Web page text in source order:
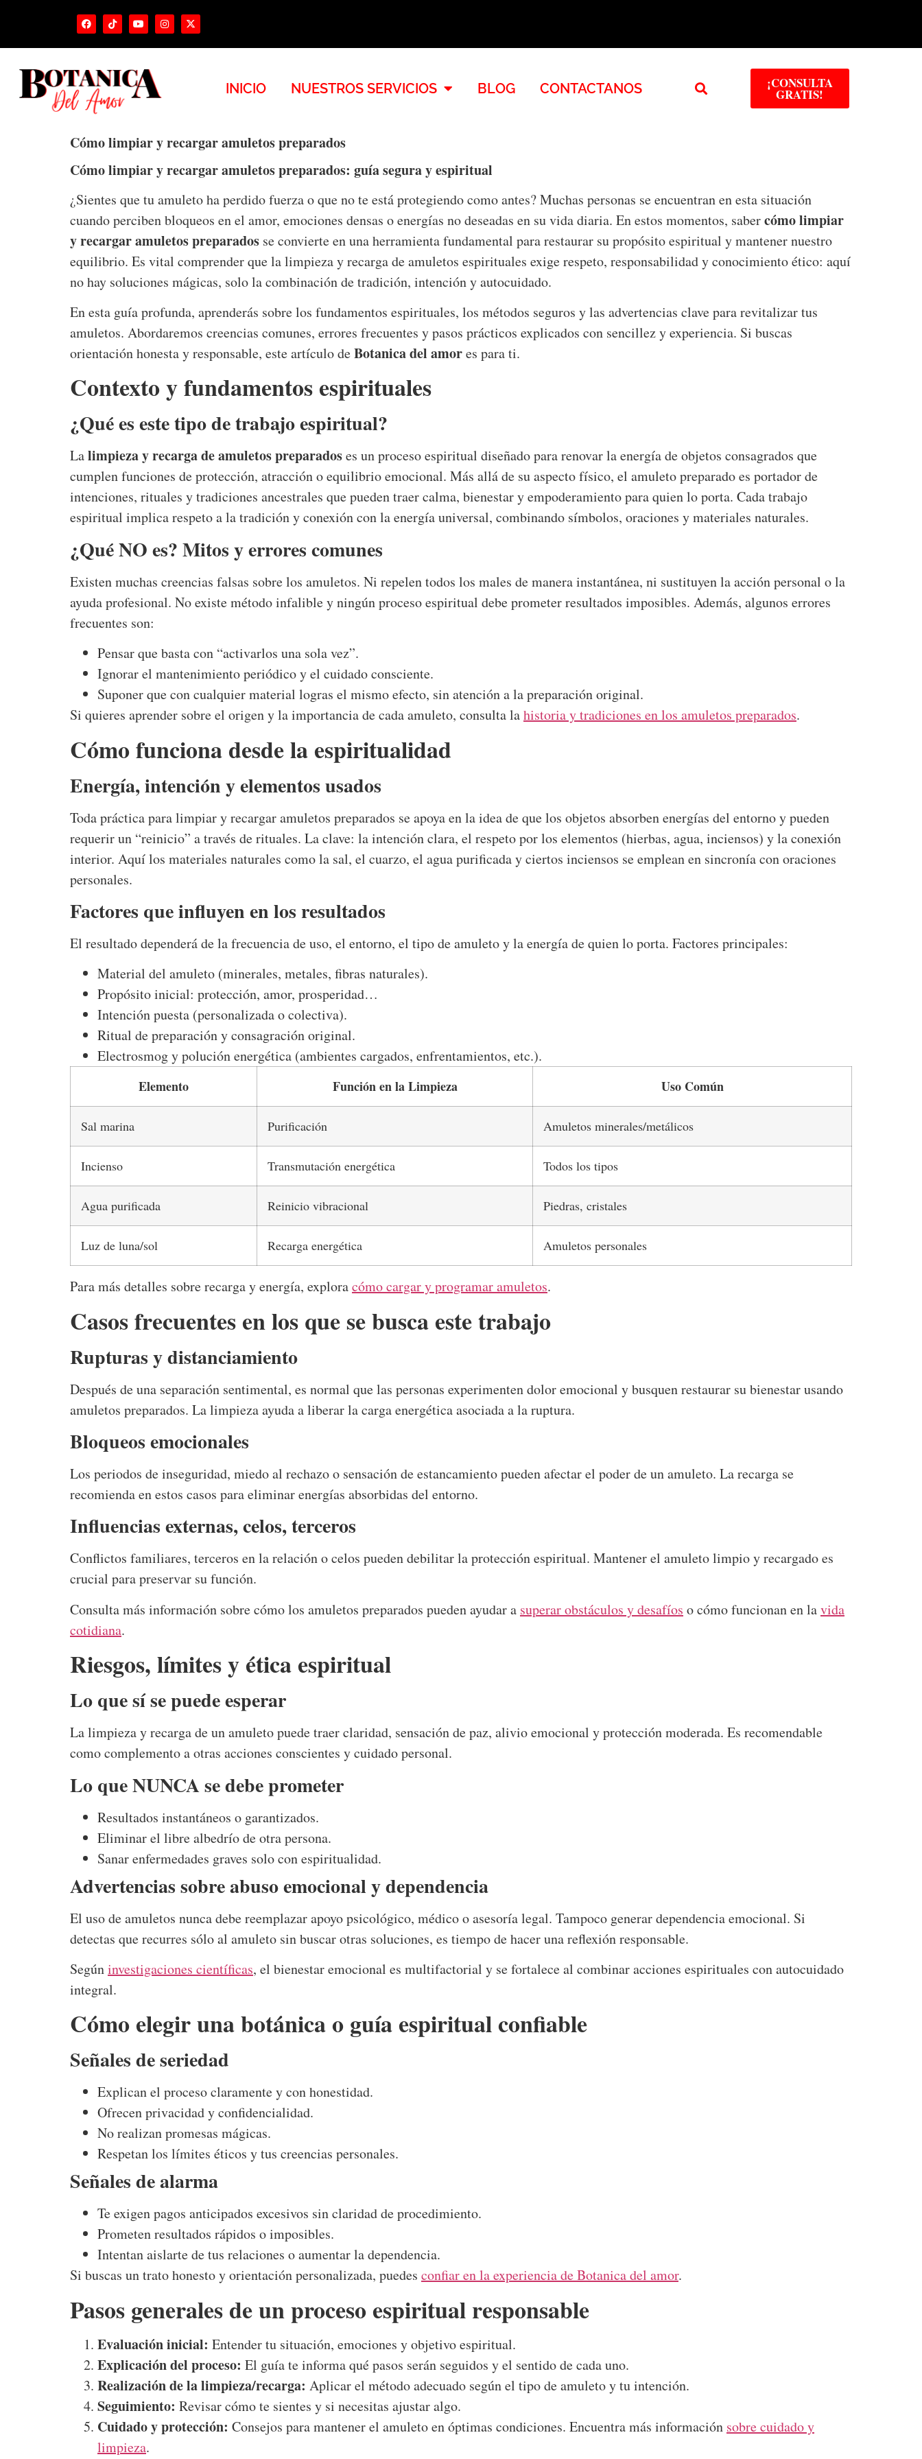
INICIO NUESTROS SERVICIOS BLOG CONTACTANOS ¡CONSULTA
GRATIS!
Cómo limpiar y recargar amuletos preparados
Cómo limpiar y recargar amuletos preparados: guía segura y espiritual
¿Sientes que tu amuleto ha perdido fuerza o que no te está protegiendo como antes? Muchas personas se encuentran en esta situación
cuando perciben bloqueos en el amor, emociones densas o energías no deseadas en su vida diaria. En estos momentos, sabercómo limpiar
y recargar amuletos preparados se convierte en una herramienta fundamental para restaurar su propósito espiritual y mantener nuestro
equilibrio. Es vital comprender que la limpieza y recarga de amuletos espirituales exige respeto, responsabilidad y conocimiento ético: aquí
no hay soluciones mágicas, solo la combinación de tradición, intención y autocuidado.
En esta guía profunda, aprenderás sobre los fundamentos espirituales, los métodos seguros y las advertencias clave para revitalizar tus
amuletos. Abordaremos creencias comunes, errores frecuentes y pasos prácticos explicados con sencillez y experiencia. Si buscas
orientación honesta y responsable, este artículo deBotanica del amores para ti.
Contexto y fundamentos espirituales
¿Qué es este tipo de trabajo espiritual?
Lalimpieza y recarga de amuletos preparadoses un proceso espiritual diseñado para renovar la energía de objetos consagrados que
cumplen funciones de protección, atracción o equilibrio emocional. Más allá de su aspecto físico, el amuleto preparado es portador de
intenciones, rituales y tradiciones ancestrales que pueden traer calma, bienestar y empoderamiento para quien lo porta. Cada trabajo
espiritual implica respeto a la tradición y conexión con la energía universal, combinando símbolos, oraciones y materiales naturales.
¿Qué NO es? Mitos y errores comunes
Existen muchas creencias falsas sobre los amuletos. Ni repelen todos los males de manera instantánea, ni sustituyen la acción personal o la
ayuda profesional. No existe método infalible y ningún proceso espiritual debe prometer resultados imposibles. Además, algunos errores
frecuentes son:
Pensar que basta con “activarlos una sola vez”.
Ignorar el mantenimiento periódico y el cuidado consciente.
Suponer que con cualquier material logras el mismo efecto, sin atención a la preparación original.
Si quieres aprender sobre el origen y la importancia de cada amuleto, consulta lahistoria y tradiciones en los amuletos preparados.
Cómo funciona desde la espiritualidad
Energía, intención y elementos usados
Toda práctica para limpiar y recargar amuletos preparados se apoya en la idea de que los objetos absorben energías del entorno y pueden
requerir un “reinicio” a través de rituales. La clave: la intención clara, el respeto por los elementos (hierbas, agua, inciensos) y la conexión
interior. Aquí los materiales naturales como la sal, el cuarzo, el agua purificada y ciertos inciensos se emplean en sincronía con oraciones
personales.
Factores que influyen en los resultados
El resultado dependerá de la frecuencia de uso, el entorno, el tipo de amuleto y la energía de quien lo porta. Factores principales:
Material del amuleto (minerales, metales, fibras naturales).
Propósito inicial: protección, amor, prosperidad…
Intención puesta (personalizada o colectiva).
Ritual de preparación y consagración original.
Electrosmog y polución energética (ambientes cargados, enfrentamientos, etc.).
Elemento Función en la Limpieza Uso Común
Sal marina Purificación Amuletos minerales/metálicos
Incienso Transmutación energética Todos los tipos
Agua purificada Reinicio vibracional Piedras, cristales
Luz de luna/sol Recarga energética Amuletos personales
Para más detalles sobre recarga y energía, exploracómo cargar y programar amuletos.
Casos frecuentes en los que se busca este trabajo
Rupturas y distanciamiento
Después de una separación sentimental, es normal que las personas experimenten dolor emocional y busquen restaurar su bienestar usando
amuletos preparados. La limpieza ayuda a liberar la carga energética asociada a la ruptura.
Bloqueos emocionales
Los periodos de inseguridad, miedo al rechazo o sensación de estancamiento pueden afectar el poder de un amuleto. La recarga se
recomienda en estos casos para eliminar energías absorbidas del entorno.
Influencias externas, celos, terceros
Conflictos familiares, terceros en la relación o celos pueden debilitar la protección espiritual. Mantener el amuleto limpio y recargado es
crucial para preservar su función.
Consulta más información sobre cómo los amuletos preparados pueden ayudar a superar obstáculos y desafíos o cómo funcionan en lavida
cotidiana.
Riesgos, límites y ética espiritual
Lo que sí se puede esperar
La limpieza y recarga de un amuleto puede traer claridad, sensación de paz, alivio emocional y protección moderada. Es recomendable
como complemento a otras acciones conscientes y cuidado personal.
Lo que NUNCA se debe prometer
Resultados instantáneos o garantizados.
Eliminar el libre albedrío de otra persona.
Sanar enfermedades graves solo con espiritualidad.
Advertencias sobre abuso emocional y dependencia
El uso de amuletos nunca debe reemplazar apoyo psicológico, médico o asesoría legal. Tampoco generar dependencia emocional. Si
detectas que recurres sólo al amuleto sin buscar otras soluciones, es tiempo de hacer una reflexión responsable.
Segúninvestigaciones científicas, el bienestar emocional es multifactorial y se fortalece al combinar acciones espirituales con autocuidado
integral.
Cómo elegir una botánica o guía espiritual confiable
Señales de seriedad
Explican el proceso claramente y con honestidad.
Ofrecen privacidad y confidencialidad.
No realizan promesas mágicas.
Respetan los límites éticos y tus creencias personales.
Señales de alarma
Te exigen pagos anticipados excesivos sin claridad de procedimiento.
Prometen resultados rápidos o imposibles.
Intentan aislarte de tus relaciones o aumentar la dependencia.
Si buscas un trato honesto y orientación personalizada, puedes confiar en la experiencia de Botanica del amor.
Pasos generales de un proceso espiritual responsable
Evaluación inicial: Entender tu situación, emociones y objetivo espiritual.
Explicación del proceso: El guía te informa qué pasos serán seguidos y el sentido de cada uno.
Realización de la limpieza/recarga: Aplicar el método adecuado según el tipo de amuleto y tu intención.
Seguimiento: Revisar cómo te sientes y si necesitas ajustar algo.
Cuidado y protección: Consejos para mantener el amuleto en óptimas condiciones. Encuentra más información sobre cuidado y
limpieza.